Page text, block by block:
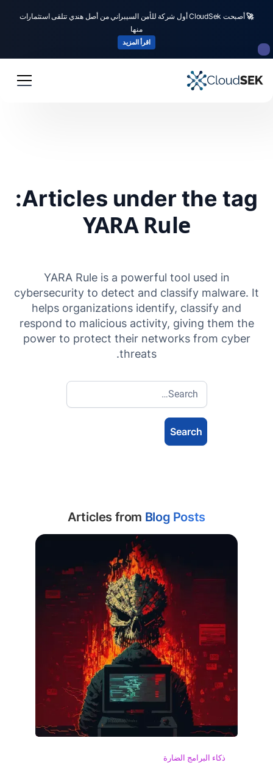
🚀
أصبحت CloudSek أول شركة للأمن السيبراني من أصل هندي تتلقى استثمارات
منها
اقرأ المزيد
Articles under the tag:
YARA Rule
YARA Rule is a powerful tool used in
cybersecurity to detect and classify malware. It
helps organizations identify, classify and
respond to malicious activity, giving them the
power to protect their networks from cyber
threats.
Articles from Blog Posts
ذكاء البرامج الضارة